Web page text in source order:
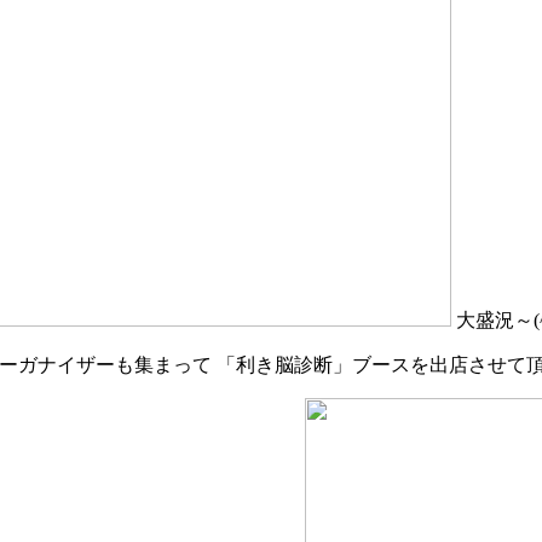
大盛況～
ガナイザーも集まって 「利き脳診断」ブースを出店させて